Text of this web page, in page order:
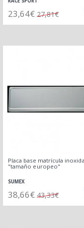
23,64€ 27,81€
Placa base matrícula
"tamaño europeo"
SUMEX
38,66€ 43,33€